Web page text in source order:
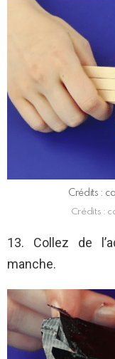
Crédits :
Crédits :
13. Collez de
manche.